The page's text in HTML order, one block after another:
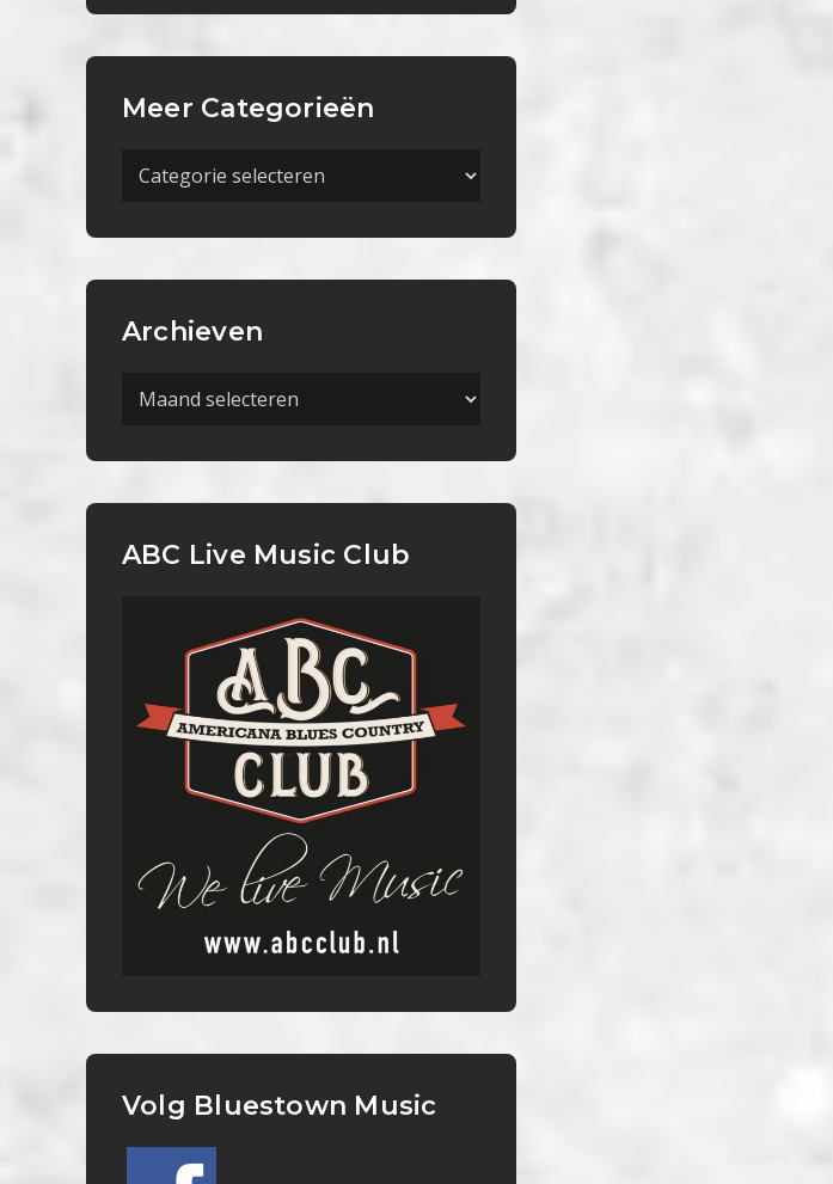
Meer Categorieën
Meer
Archieven
Archieven
ABC Live Music Club
Volg Bluestown Music